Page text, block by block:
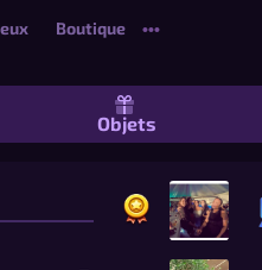
Boutique •••
gratuit :
Objets